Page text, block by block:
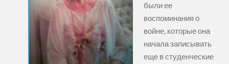
были ее
воспоминания о
войне, которые она
начала записывать
еще в студенческие